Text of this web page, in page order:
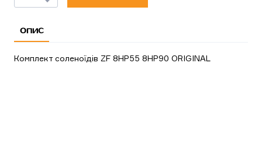
ОПИС
Комплект соленоїдів ZF 8HP55 8HP90 ORIGINAL